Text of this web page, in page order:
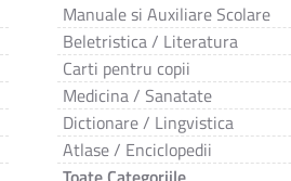
Manuale si Auxiliare Scolare
Beletristica / Literatura
Carti pentru copii
Medicina / Sanatate
Dictionare / Lingvistica
Atlase / Enciclopedii